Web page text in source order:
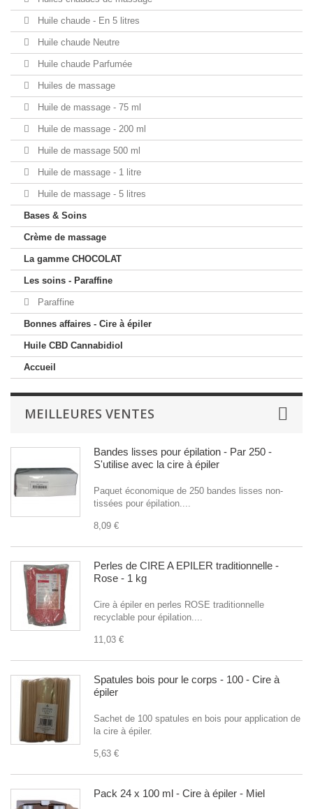
Huile chaude - En 5 litres
Huile chaude Neutre
Huile chaude Parfumée
Huiles de massage
Huile de massage - 75 ml
Huile de massage - 200 ml
Huile de massage 500 ml
Huile de massage - 1 litre
Huile de massage - 5 litres
Bases & Soins
Crème de massage
La gamme CHOCOLAT
Les soins - Paraffine
Paraffine
Bonnes affaires - Cire à épiler
Huile CBD Cannabidiol
Accueil
MEILLEURES VENTES
Bandes lisses pour épilation - Par 250 -
S'utilise avec la cire à épiler
Paquet économique de 250 bandes lisses non-
tissées pour épilation....
8,09 €
Perles de CIRE A EPILER traditionnelle -
Rose - 1 kg
Cire à épiler en perles ROSE traditionnelle
recyclable pour épilation....
11,03 €
Spatules bois pour le corps - 100 - Cire à
épiler
Sachet de 100 spatules en bois pour application de
la cire à épiler.
5,63 €
Pack 24 x 100 ml - Cire à épiler - Miel